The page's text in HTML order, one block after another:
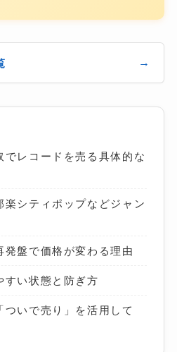
でレコードを売る具体的な
楽シティポップなどジャン
発盤で価格が変わる理由
すい状態と防ぎ方
ついで売り」を活用して